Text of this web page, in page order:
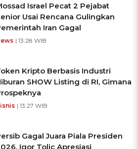
Israel Pecat 2 Pejabat
Usai Rencana Gulingkan
Iran Gagal
| 13:28 WIB
Kripto Berbasis Industri
SHOW Listing di RI, Gimana
| 13:27 WIB
Gagal Juara Piala Presiden
Igor Tolic Apresiasi